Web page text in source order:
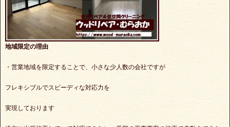
地域限定の理由
・営業地域を限定することで、小さな少人数の会社ですが
フレキシブルでスピーディな対応力を
実現しております